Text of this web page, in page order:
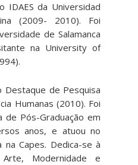
IDAES da Universidad
(2009- 2010). Foi
de Salamanca
na University of
Destaque de Pesquisa
Humanas (2010). Foi
de Pós-Graduação em
anos, e atuou no
Capes. Dedica-se à
Modernidade e